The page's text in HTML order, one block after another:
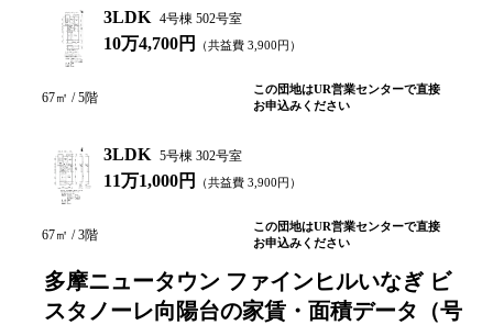
3LDK 4号棟 502号室
10万4,700円 （共益費 3,900 円）
67㎡ /5階
この団地はUR営業センターで直接
お申込みください
3LDK 5号棟 302号室
11万1,000円 （共益費 3,900 円）
67㎡ /3階
この団地はUR営業センターで直接
お申込みください
多摩ニュータウン ファインヒルいなぎ ビ
スタノーレ向陽台の家賃・面積データ（号